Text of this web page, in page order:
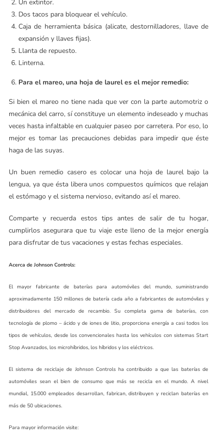
Un extintor.
Dos tacos para bloquear el vehículo.
Caja de herramienta básica (alicate, destornilladores, llave de
expansión y llaves fijas).
Llanta de repuesto.
Linterna.
Para el mareo, una hoja de laurel es el mejor remedio:
Si bien el mareo no tiene nada que ver con la parte automotriz o
mecánica del carro, sí constituye un elemento indeseado y muchas
veces hasta infaltable en cualquier paseo por carretera. Por eso, lo
mejor es tomar las precauciones debidas para impedir que éste
haga de las suyas.
Un buen remedio casero es colocar una hoja de laurel bajo la
lengua, ya que ésta libera unos compuestos químicos que relajan
el estómago y el sistema nervioso, evitando así el mareo.
Comparte y recuerda estos tips antes de salir de tu hogar,
cumplirlos asegurara que tu viaje este lleno de la mejor energía
para disfrutar de tus vacaciones y estas fechas especiales.
Acerca de Johnson Controls:
El mayor fabricante de baterías para automóviles del mundo, suministrando
aproximadamente 150 millones de batería cada año a fabricantes de automóviles y
distribuidores del mercado de recambio. Su completa gama de baterías, con
tecnología de plomo – ácido y de iones de litio, proporciona energía a casi todos los
tipos de vehículos, desde los convencionales hasta los vehículos con sistemas Start
Stop Avanzados, los microhíbridos, los híbridos y los eléctricos.
El sistema de reciclaje de Johnson Controls ha contribuido a que las baterías de
automóviles sean el bien de consumo que más se recicla en el mundo. A nivel
mundial, 15.000 empleados desarrollan, fabrican, distribuyen y reciclan baterías en
más de 50 ubicaciones.
Para mayor información visite: